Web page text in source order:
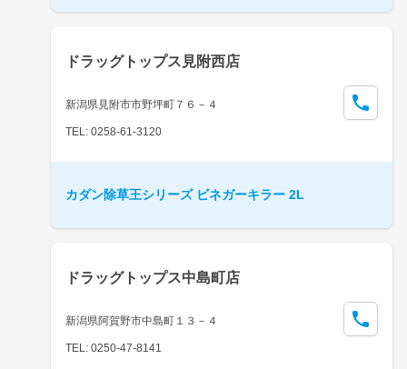
ドラッグトップス見附西店
新潟県見附市市野坪町７６－４
TEL: 0258-61-3120
カダン除草王シリーズ ビネガーキラー 2L
ドラッグトップス中島町店
新潟県阿賀野市中島町１３－４
TEL: 0250-47-8141